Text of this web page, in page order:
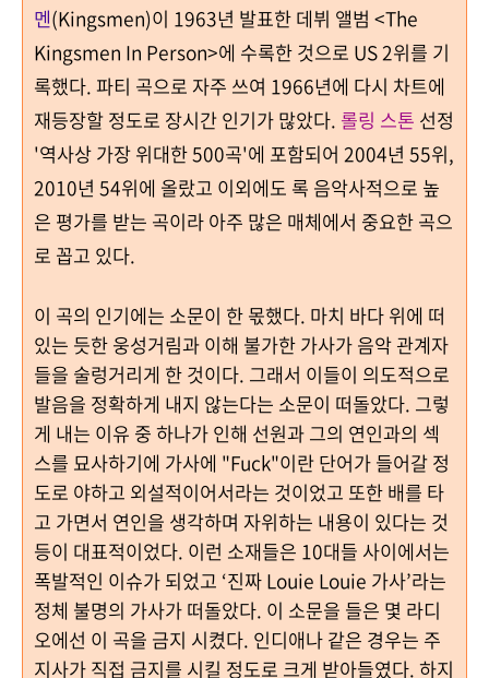
멘(Kingsmen)이 1963년 발표한 데뷔 앨범 <The
Kingsmen In Person>에 수록한 것으로 US2위를 기
록했다.파티 곡으로 자주 쓰여 1966년에 다시 차트에
재등장할 정도로 장시간 인기가 많았다. 롤링 스톤 선정
'역사상 가장 위대한500곡'에 포함되어 2004년 55위,
2010년 54위에 올랐고 이외에도 록 음악사적으로 높
은 평가를 받는 곡이라 아주 많은 매체에서 중요한 곡으
로 꼽고 있다.
이 곡의 인기에는 소문이 한 몫했다. 마치 바다 위에 떠
있는 듯한 웅성거림과 이해 불가한 가사가 음악 관계자
들을 술렁거리게 한 것이다. 그래서 이들이 의도적으로
발음을 정확하게 내지 않는다는 소문이 떠돌았다. 그렇
게 내는 이유 중 하나가 인해 선원과 그의 연인과의 섹
스를 묘사하기에 가사에 "Fuck"이란 단어가 들어갈 정
도로 야하고 외설적이어서라는 것이었고 또한배를 타
고 가면서 연인을 생각하며 자위하는 내용이 있다는 것
등이 대표적이었다. 이런 소재들은 10대들 사이에서는
폭발적인 이슈가 되었고 ‘진짜Louie Louie 가사’라는
정체 불명의 가사가 떠돌았다. 이 소문을 들은 몇 라디
오에선 이 곡을 금지 시켰다. 인디애나 같은 경우는 주
지사가 직접 금지를 시킬 정도로 크게 받아들였다.하지